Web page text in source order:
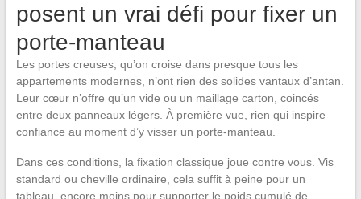
posent un vrai défi pour fixer un
porte-manteau
Les portes creuses, qu’on croise dans presque tous les
appartements modernes, n’ont rien des solides vantaux d’antan.
Leur cœur n’offre qu’un vide ou un maillage carton, coincés
entre deux panneaux légers. À première vue, rien qui inspire
confiance au moment d’y visser un porte-manteau.
Dans ces conditions, la fixation classique joue contre vous. Vis
standard ou cheville ordinaire, cela suffit à peine pour un
tableau, encore moins pour supporter le poids cumulé de